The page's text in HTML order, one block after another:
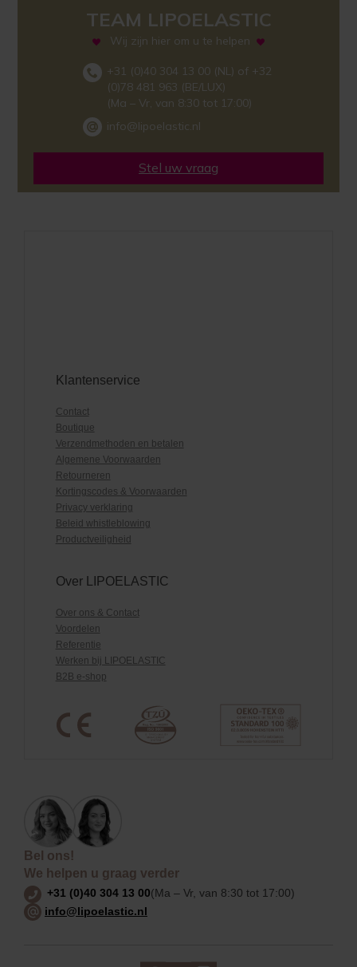
TEAM LIPOELASTIC
Wij zijn hier om u te helpen
+31 (0)40 304 13 00 (NL) of +32
(0)78 481 963 (BE/LUX)
(Ma – Vr, van 8:30 tot 17:00)
info@lipoelastic.nl
Stel uw vraag
Klantenservice
Contact
Boutique
Verzendmethoden en betalen
Algemene Voorwaarden
Retourneren
Kortingscodes & Voorwaarden
Privacy verklaring
Beleid whistleblowing
Productveiligheid
Over LIPOELASTIC
Over ons & Contact
Voordelen
Referentie
Werken bij LIPOELASTIC
B2B e-shop
Bel ons!
We helpen u graag verder
+31 (0)40 304 13 00(Ma – Vr, van 8:30 tot 17:00)
info@lipoelastic.nl